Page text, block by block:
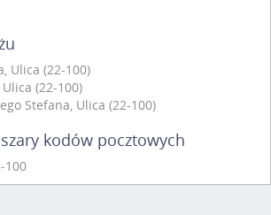
Ulica (22-100)
Ulica (22-100)
Stefana, Ulica (22-100)
kodów pocztowych
100